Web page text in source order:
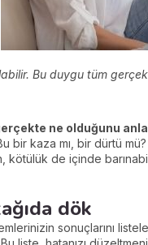
Bu duygu tüm
ne olduğunu
bir kaza mı, bir dürtü
kötülük de içinde
dök
sonuçlarını